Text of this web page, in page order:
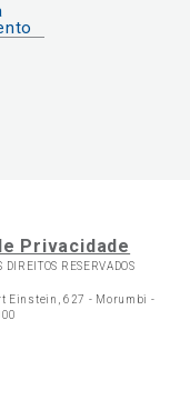
Privacidade
DIREITOS RESERVADOS
Einstein, 627 - Morumbi -